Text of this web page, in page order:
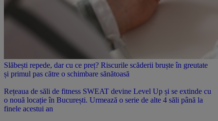
Slăbești repede, dar cu ce preț? Riscurile scăderii bruște în greutate
și primul pas către o schimbare sănătoasă
Rețeaua de săli de fitness SWEAT devine Level Up și se extinde cu
o nouă locație în București. Urmează o serie de alte 4 săli până la
finele acestui an